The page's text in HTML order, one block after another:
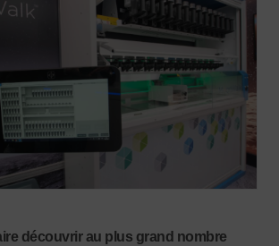
découvrir au plus grand nombre